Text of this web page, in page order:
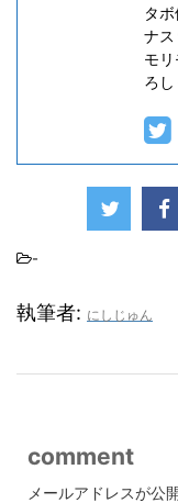
タ
ナ
モ
ろし
-
執筆者: にしじゅん
comment
メールアドレスが公